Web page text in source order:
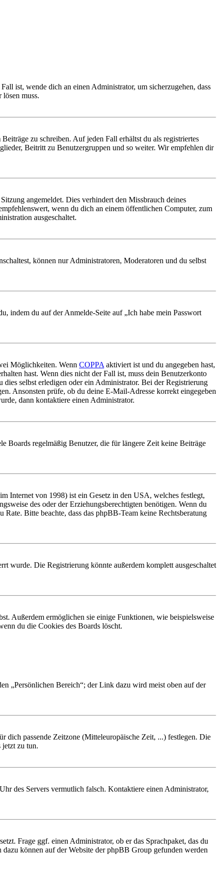
ist, wende dich an einen Administrator, um sicherzugehen, dass
muss.
zu schreiben. Auf jeden Fall erhältst du als registriertes
Beitritt zu Benutzergruppen und so weiter. Wir empfehlen dir
angemeldet. Dies verhindert den Missbrauch deines
wenn du dich an einem öffentlichen Computer, zum
ausgeschaltet.
können nur Administratoren, Moderatoren und du selbst
indem du auf der Anmelde-Seite auf „Ich habe mein Passwort
Möglichkeiten. Wenn COPPA aktiviert ist und du angegeben hast,
hast. Wenn dies nicht der Fall ist, muss dein Benutzerkonto
selbst erledigen oder ein Administrator. Bei der Registrierung
Ansonsten prüfe, ob du deine E-Mail-Adresse korrekt eingegeben
dann kontaktiere einen Administrator.
Boards regelmäßig Benutzer, die für längere Zeit keine Beiträge
Internet von 1998) ist ein Gesetz in den USA, welches festlegt,
des oder der Erziehungsberechtigten benötigen. Wenn du
Bitte beachte, dass das phpBB-Team keine Rechtsberatung
wurde. Die Registrierung könnte außerdem komplett ausgeschaltet
Außerdem ermöglichen sie einige Funktionen, wie beispielsweise
du die Cookies des Boards löscht.
„Persönlichen Bereich“; der Link dazu wird meist oben auf der
dich passende Zeitzone (Mitteleuropäische Zeit, ...) festlegen. Die
jetzt zu tun.
des Servers vermutlich falsch. Kontaktiere einen Administrator,
Frage ggf. einen Administrator, ob er das Sprachpaket, das du
können auf der Website der phpBB Group gefunden werden